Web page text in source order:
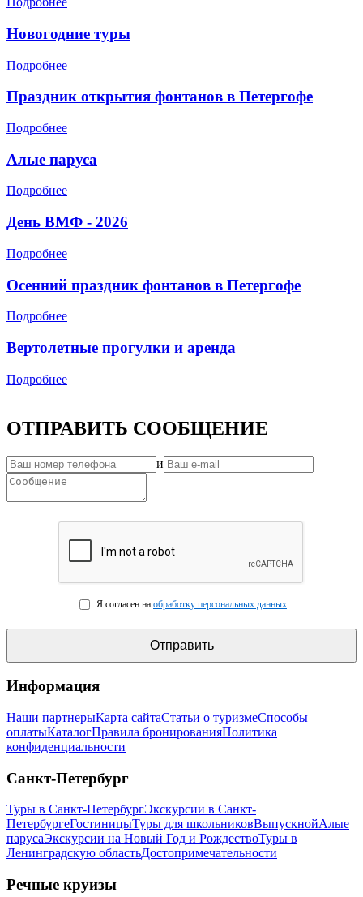
Новогодние туры
Подробнее
Праздник открытия фонтанов в Петергофе
Подробнее
Алые паруса
Подробнее
День ВМФ - 2026
Подробнее
Осенний праздник фонтанов в Петергофе
Подробнее
Вертолетные прогулки и аренда
Подробнее
ОТПРАВИТЬ СООБЩЕНИЕ
и
Я согласен на обработку персональных данных
Информация
Наши партнерыКарта сайтаСтатьи о туризмеСпособы
оплатыКаталогПравила бронированияПолитика
конфиденциальности
Санкт-Петербург
Туры в Санкт-ПетербургЭкскурсии в Санкт-
ПетербургеГостиницыТуры для школьниковВыпускнойАлые
парусаЭкскурсии на Новый Год и РождествоТуры в
Ленинградскую областьДостопримечательности
Речные круизы